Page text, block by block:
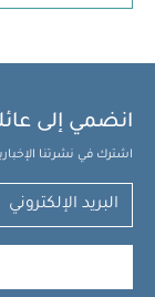
انضمي إلى
اشترك في نشرتنا